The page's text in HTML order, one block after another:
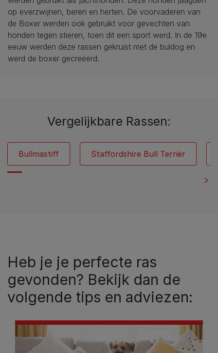
op everzwijnen, beren en herten. De voorvaderen van
de Boxer werden ook gebruikt voor gevechten van
honden tegen stieren, toen dit een sport werd. In de 19e
eeuw werden deze rassen gekruist met de buldog en
werd de boxer gecreëerd.
Vergelijkbare Rassen:
Bullmastiff Staffordshire Bull Terriër
Heb je je perfecte ras
gevonden? Bekijk dan de
volgende tips en adviezen: